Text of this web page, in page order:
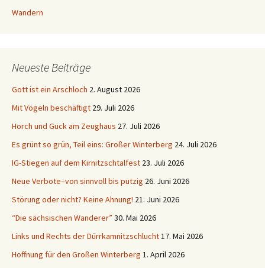
Wandern
Neueste Beiträge
Gott ist ein Arschloch 2. August 2026
Mit Vögeln beschäftigt 29. Juli 2026
Horch und Guck am Zeughaus 27. Juli 2026
Es grünt so grün, Teil eins: Großer Winterberg 24. Juli 2026
IG-Stiegen auf dem Kirnitzschtalfest 23. Juli 2026
Neue Verbote–von sinnvoll bis putzig 26. Juni 2026
Störung oder nicht? Keine Ahnung! 21. Juni 2026
“Die sächsischen Wanderer” 30. Mai 2026
Links und Rechts der Dürrkamnitzschlucht17. Mai 2026
Hoffnung für den Großen Winterberg 1. April 2026